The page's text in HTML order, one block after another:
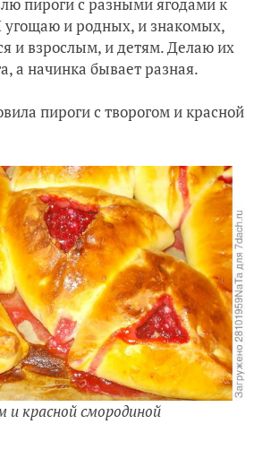
угощаю и родных, и знакомых,
и взрослым, и детям. Делаю их
а начинка бывает разная.
пироги с творогом и красной
красной смородиной